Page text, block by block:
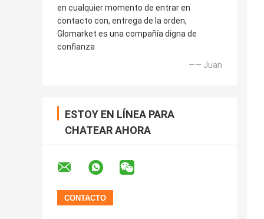
en cualquier momento de entrar en
contacto con, entrega de la orden,
Glomarket es una compañía digna de
confianza
—— Juan
ESTOY EN LÍNEA PARA
CHATEAR AHORA